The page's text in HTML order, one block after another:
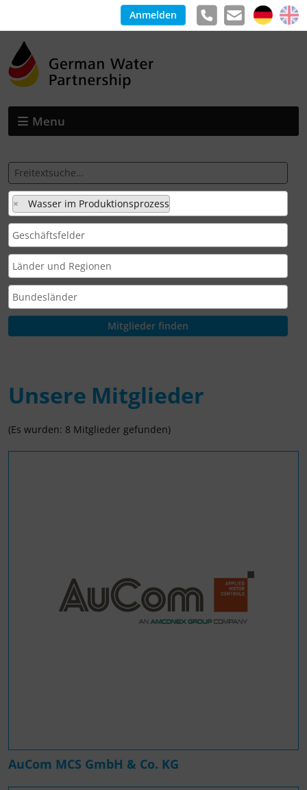
Anmelden
Menu
× Wasser im Produktionsprozess
Unsere Mitglieder
(Es wurden: 8 Mitglieder gefunden)
AuCom MCS GmbH & Co. KG